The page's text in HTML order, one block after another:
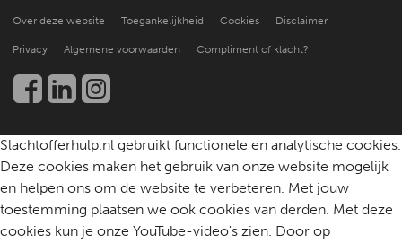
Beter leren helpen
Praktische ondersteuning
Kennis en onderzoek
Een slachtoffer helpen
Nieuws en publicaties
Werken bij
Community
Over deze website Toegankelijkheid Cookies Disclaimer
Privacy Algemene voorwaarden Compliment of klacht?
Slachtofferhulp.nl gebruikt functionele en analytische cookies.
Deze cookies maken het gebruik van onze website mogelijk
en helpen ons om de website te verbeteren. Met jouw
toestemming plaatsen we ook cookies van derden. Met deze
cookies kun je onze YouTube-video's zien. Door op